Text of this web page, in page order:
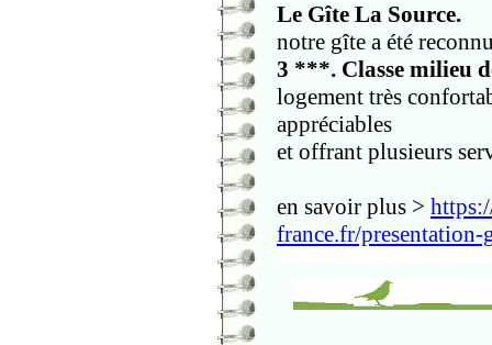
Le Gîte La Source.
notre gîte a été
3 ***. Classe milieu
logement très
appréciables
et offrant plusieurs
en savoir plus >
france.fr/presentation-